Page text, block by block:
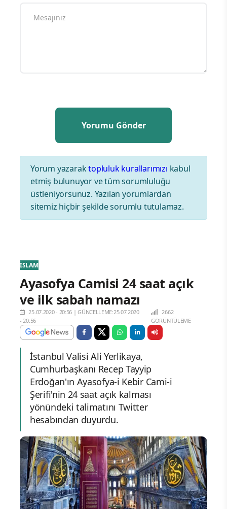
Yorum yazaraktopluluk kurallarımızı kabul
etmiş bulunuyor ve tüm sorumluluğu
üstleniyorsunuz. Yazılan yorumlardan
sitemiz hiçbir şekilde sorumlu tutulamaz.
İSLAM
Ayasofya Camisi 24 saat açık
ve ilk sabah namazı
25.07.2020 - 20:56 |GÜNCELLEME:25.07.2020
- 20:56
2662
GÖRÜNTÜLEME
İstanbul Valisi Ali Yerlikaya,
Cumhurbaşkanı Recep Tayyip
Erdoğan'ın Ayasofya-i Kebir Cami-i
Şerifi'nin 24 saat açık kalması
yönündeki talimatını Twitter
hesabından duyurdu.